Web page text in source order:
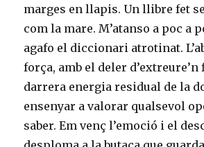
marges en llapis. Un llibre fet
com la mare. M’atanso a poc a
agafo el diccionari atrotinat.
força, amb el deler d’extreure’n
darrera energia residual de la
ensenyar a valorar qualsevol
saber. Em venç l’emoció i el